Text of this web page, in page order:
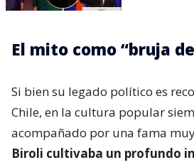
El mito como “bruja
Si bien su legado político es
Chile, en la cultura popular
acompañado por una fama
Biroli cultivaba un profundo